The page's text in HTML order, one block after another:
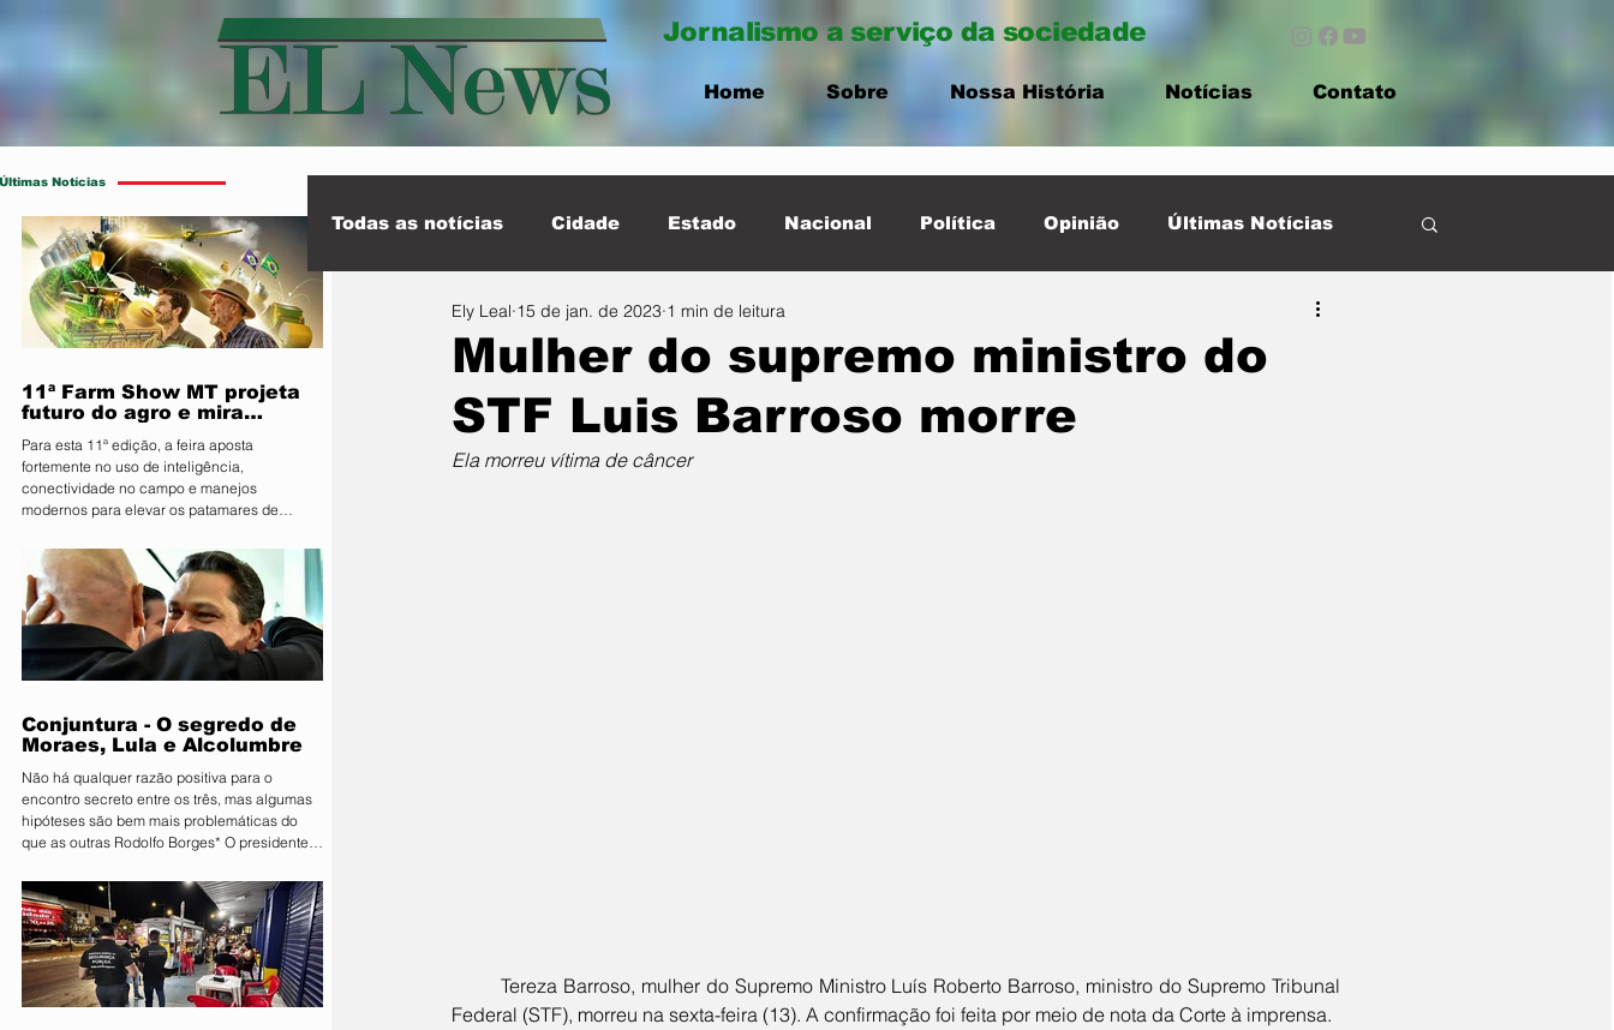
Jornalismo a serviço da sociedade
Home Sobre Nossa História Notícias Contato
Últimas Notícias
11ª Farm Show MT projeta
futuro do agro e mira
sociedade
Para esta 11ª edição, a feira aposta
fortemente no uso de inteligência,
conectividade no campo e manejos
modernos para elevar os patamares de
Primavera do Leste deu o pontapé inicial para
uma das maiores vitrines tecnológicas do
Centro-Oeste. A organização lançou
oficialmente a 11ª edição da Farm Show MT.
Consolidada como um ambiente de negócios
que movimenta quantias milionárias, a feira
traz como principal bandeira o lema
Conjuntura - O segredo de
Moraes, Lula e Alcolumbre
Não há qualquer razão positiva para o
encontro secreto entre os três, mas algumas
hipóteses são bem mais problemáticas do
que as outras Rodolfo Borges* O presidente
direita na foto), esteve na casa do ministro e
próximo presidente do Supremo Tribunal
Federal (STF) Alexandre de Moraes (à
esquerda na foto) na noite de terça-feira, 4.
Questionado sobre o que foi discutido no
encontro, que também contou com a
Todas as notícias Cidade Estado Nacional Política Opinião Últimas Notícias
Esporte Internacional Destaque Cidade
Mulher do supremo ministro do
STF Luis Barroso morre
Ely Leal 15 de jan. de 2023 1 min de leitura
Ela morreu vítima de câncer
Federal (STF), morreu na sexta-feira (13). A confirmação foi feita por meio de nota da Corte à imprensa.